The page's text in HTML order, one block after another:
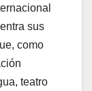
sus
como
teatro